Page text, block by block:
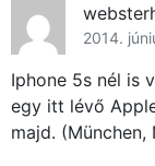
2014.
Iphone 5s nél is
egy itt lévő
majd. (München,